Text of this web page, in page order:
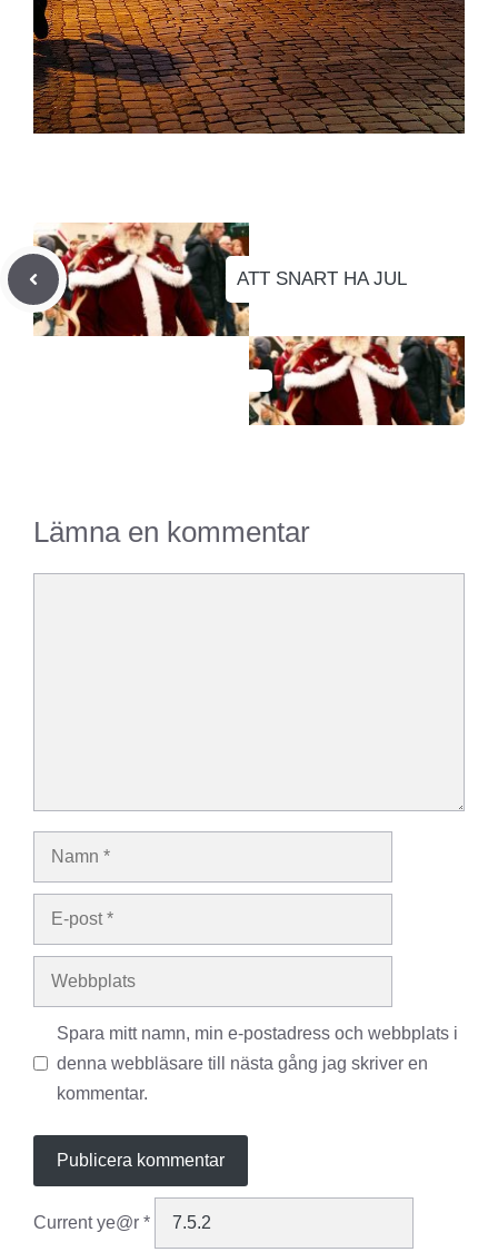
ATT SNART HA JUL
Lämna en kommentar
Namn
Webbplats
Spara mitt namn, min e-postadress och webbplats i
denna webbläsare till nästa gång jag skriver en
kommentar.
Current ye@r *